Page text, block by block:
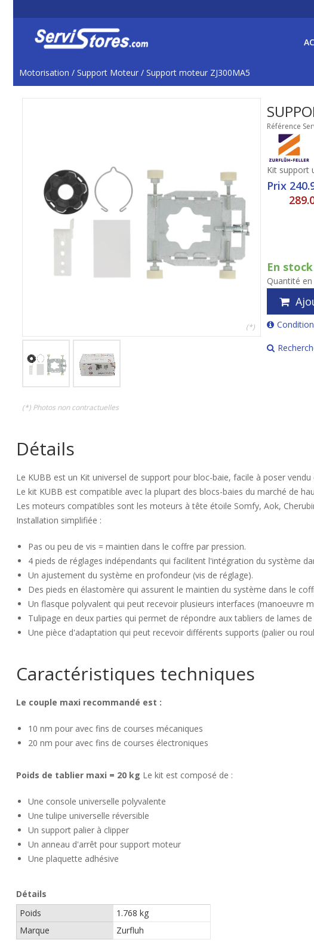
Motorisation / Support Moteur / Support moteur ZJ300MA5
(*)
(*) Photos non contractuelles
Référence
Kit support
Prix
En stock
Quantité
Détails
Le KUBB est un Kit universel de support pour bloc-baie, facile à poser vendu
Le kit KUBB est compatible avec la plupart des blocs-baies du marché de
Les moteurs compatibles sont les moteurs à tête étoile Somfy, Aok,
Installation simplifiée :
Pas ou peu de vis = maintien dans le coffre par pression.
4 pieds de réglages indépendants qui facilitent l'intégration du système
Un ajustement du système en profondeur (vis de réglage).
Des pieds en élastomère qui assurent le maintien du système dans le
Un flasque polyvalent qui peut recevoir plusieurs interfaces (manoeuvre
Tulipage en deux parties qui permet de répondre aux tabliers de lames de
Une pièce d'adaptation qui peut recevoir différents supports (palier ou
Caractéristiques techniques
Le couple maxi recommandé est :
10 nm pour avec fins de courses mécaniques
20 nm pour avec fins de courses électroniques
Poids de tablier maxi = 20 kg Le kit est composé de :
Une console universelle polyvalente
Une tulipe universelle réversible
Un support palier à clipper
Un anneau d'arrêt pour support moteur
Une plaquette adhésive
Détails
Poids
1.768 kg
Marque
Zurfluh